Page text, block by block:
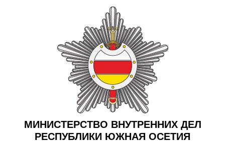
Перейти
к
основному
содержанию
МИНИСТЕРСТВО ВНУТРЕННИХ ДЕЛ
РЕСПУБЛИКИ ЮЖНАЯ ОСЕТИЯ